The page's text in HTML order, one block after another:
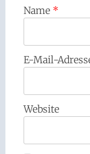
Name *
E-Mail-
Website